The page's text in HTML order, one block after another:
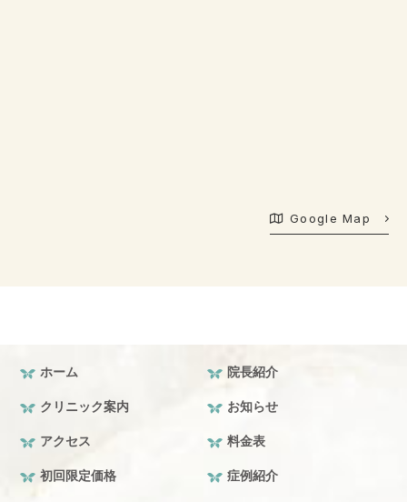
Google Map
ホーム 院長紹介
クリニック案内 お知らせ
アクセス 料金表
初回限定価格 症例紹介